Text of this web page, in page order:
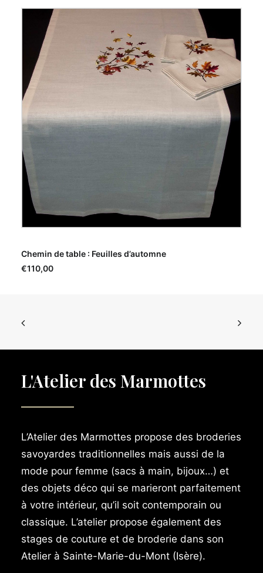
AJOUTER AU PANIER
Chemin de table : Feuilles d’automne
€110,00
L'Atelier des Marmottes
L’Atelier des Marmottes propose des broderies
savoyardes traditionnelles mais aussi de la
mode pour femme (sacs à main, bijoux…) et
des objets déco qui se marieront parfaitement
à votre intérieur, qu’il soit contemporain ou
classique. L’atelier propose également des
stages de couture et de broderie dans son
Atelier à Sainte-Marie-du-Mont (Isère).